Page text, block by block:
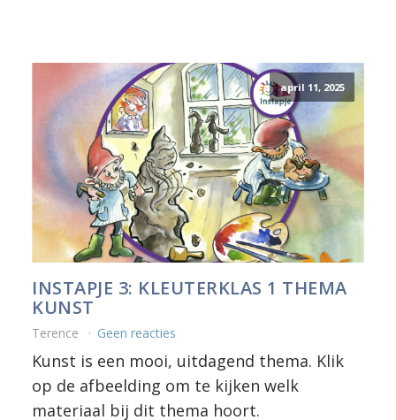
april 11, 2025
INSTAPJE 3: KLEUTERKLAS 1 THEMA
KUNST
Terence Geen reacties
Kunst is een mooi, uitdagend thema. Klik
op de afbeelding om te kijken welk
materiaal bij dit thema hoort.